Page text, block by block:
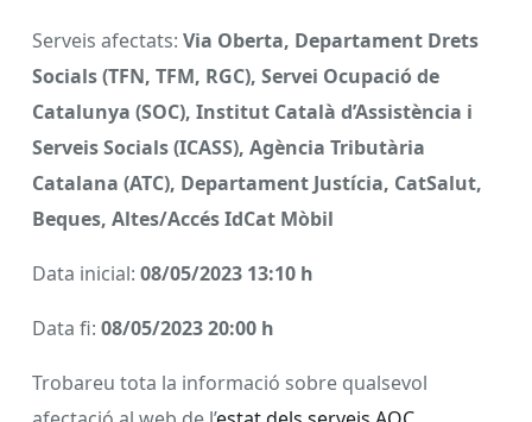
Serveis afectats: Via Oberta, Departament Drets
Socials (TFN, TFM, RGC), Servei Ocupació de
Catalunya (SOC), Institut Català d’Assistència i
Serveis Socials (ICASS), Agència Tributària
Catalana (ATC), Departament Justícia, CatSalut,
Beques, Altes/Accés IdCat Mòbil
Data inicial: 08/05/2023 13:10 h
Data fi: 08/05/2023 20:00 h
Trobareu tota la informació sobre qualsevol